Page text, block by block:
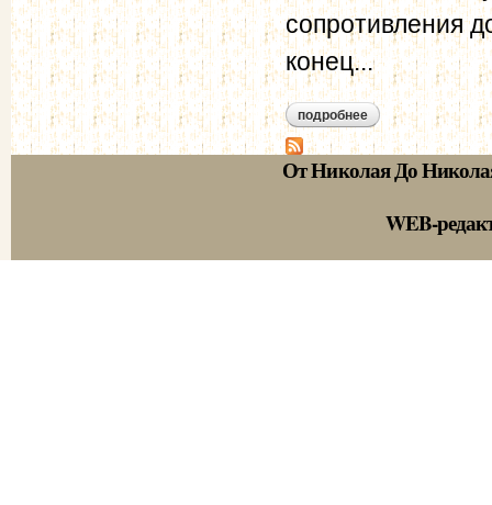
сопротивления
конец...
подробнее о обозрение
От Николая До
WEB-